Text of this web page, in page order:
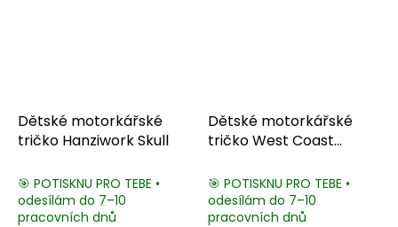
Dětské motorkářské
tričko Hanziwork Skull
🎯 POTISKNU PRO TEBE •
odesílám do 7–10
pracovních dnů
Dětské motorkářské
tričko West Coast
🎯 POTISKNU PRO TEBE •
odesílám do 7–10
pracovních dnů